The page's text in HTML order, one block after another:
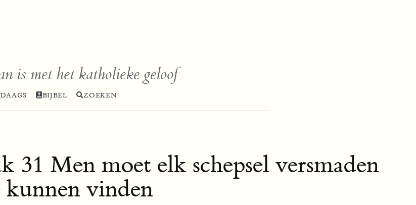
is met het katholieke geloof
BIJBEL ZOEKEN
Men moet elk schepsel versmaden
kunnen vinden